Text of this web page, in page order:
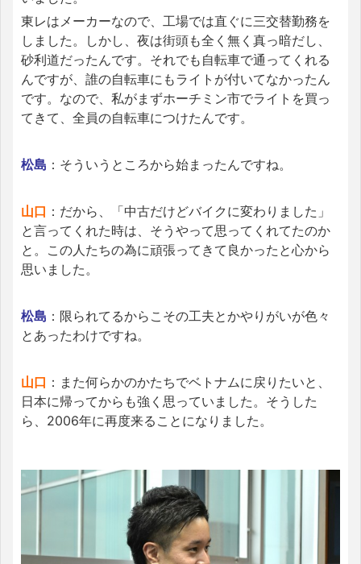
東レはメーカーなので、工場では直ぐに三交替勤務を
しました。しかし、夜は街頭も全く無く真っ暗だし、
砂利道だったんです。それでも自転車で通ってくれる
んですが、誰の自転車にもライトが付いてなかったん
です。なので、私がまずホーチミン市でライトを買っ
てきて、全員の自転車につけたんです。
松島 ：そういうところから始まったんですね。
山口 ：だから、「中古だけどバイクに変わりました」
と言ってくれた時は、そうやって思ってくれてたのか
と。この人たちの為に頑張ってきて良かったと心から
思いました。
松島 ：限られてるからこその工夫とかやりがいが色々
とあったわけですね。
山口 ：また何らかのかたちでベトナムに戻りたいと、
日本に帰ってからも強く思っていました。そうした
ら、2006年に再度来ることになりました。